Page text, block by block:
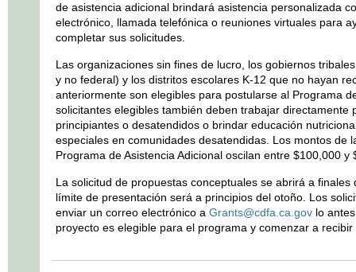
de asistencia adicional brindará asistencia personalizada
electrónico, llamada telefónica o reuniones virtuales para
completar sus solicitudes.
Las organizaciones sin fines de lucro, los gobiernos
y no federal) y los distritos escolares K-12 que no hayan
anteriormente son elegibles para postularse al Programa
solicitantes elegibles también deben trabajar directamente
principiantes o desatendidos o brindar educación
especiales en comunidades desatendidas. Los montos de
Programa de Asistencia Adicional oscilan entre $100,000 y
La solicitud de propuestas conceptuales se abrirá a
límite de presentación será a principios del otoño. Los
enviar un correo electrónico a Grants@cdfa.ca.gov lo
proyecto es elegible para el programa y comenzar a